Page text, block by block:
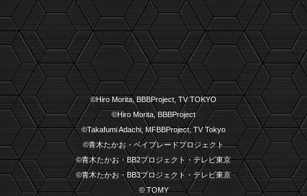
©Hiro Morita, BBBProject, TV TOKYO
©Hiro Morita, BBBProject
©Takafumi Adachi, MFBBProject, TV Tokyo
©青木たかお・ベイブレードプロジェクト
©青木たかお・BB2プロジェクト・テレビ東京
©青木たかお・BB3プロジェクト・テレビ東京
© TOMY